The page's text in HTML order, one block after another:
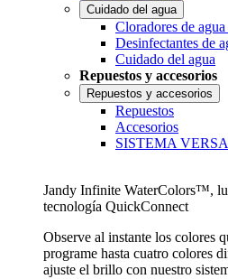
Cuidado del agua
Cloradores de agua
Desinfectantes de
Cuidado del agua
Repuestos y accesorios
Repuestos y accesorios
Repuestos
Accesorios
SISTEMA
Jandy Infinite WaterColors™,
tecnología QuickConnect
Observe al instante los colores
programe hasta cuatro colores
ajuste el brillo con nuestro